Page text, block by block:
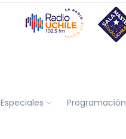
Especiales Programación